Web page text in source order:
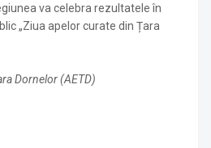
va celebra rezultatele în
„Ziua apelor curate din Țara
Dornelor (AETD)